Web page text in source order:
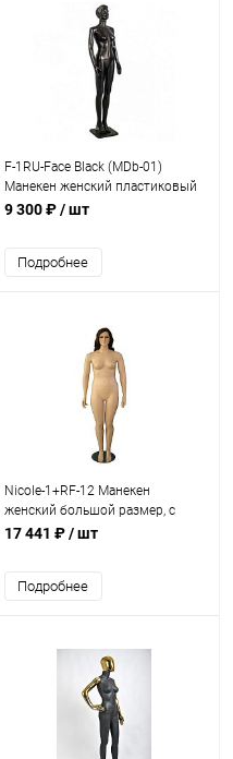
F-1RU-Face Black (MDb-01)
Манекен женский пластиковый
с лицом, рост 1780 мм,
9 300 ₽/ шт
Подробнее
Nicole-1+RF-12 Манекен
женский большой размер, с
париком 185, 108-87-112
17 441 ₽/ шт
Подробнее